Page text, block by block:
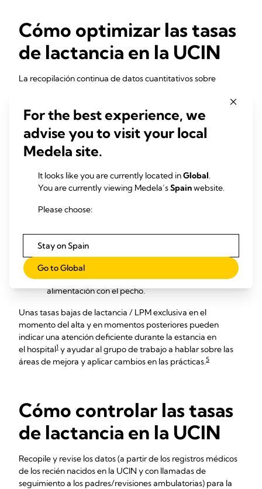
Cómo optimizar las tasas
de lactancia en la UCIN
La recopilación continua de datos cuantitativos sobre
permite a los profesionales sanitarios centrarse en la LPM:
Unas tasas bajas de lactancia / LPM exclusiva en el
momento del alta y en momentos posteriores pueden
indicar una atención deficiente durante la estancia en
2
áreas de mejora y aplicar cambios en las prácticas.5
proporcionar un apoyo proactivo y continuo a
la lactancia
las madres de la UCIN a:
iniciar, generar y mantener de forma eficaz el
suministro de leche
permitir a los recién nacidos de la UCIN pasar a la
alimentación con el pecho.
Unas tasas bajas de lactancia / LPM exclusiva en el
momento del alta y en momentos posteriores pueden
indicar una atención deficiente durante la estancia en
el hospital1 y ayudar al grupo de trabajo a hablar sobre las
áreas de mejora y aplicar cambios en las prácticas.5
Cómo controlar las tasas
de lactancia en la UCIN
Recopile y revise los datos (a partir de los registros médicos
de los recién nacidos en la UCIN y con llamadas de
seguimiento a los padres/revisiones ambulatorias) para la
For the best experience, we
advise you to visit your local
Medela site.
It looks like you are currently located inGlobal.
You are currently viewing Medela’sSpainwebsite.
Please choose:
Stay on Spain
Go to Global